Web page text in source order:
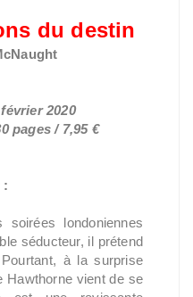
du destin
2020
pages / 7,95 €
:
londoniennes
séducteur, il prétend
à la surprise
Hawthorne vient de se